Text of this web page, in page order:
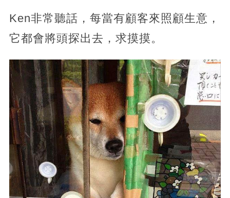
Ken非常聽話，每當有顧客來照顧生意，
它都會將頭探出去，求摸摸。